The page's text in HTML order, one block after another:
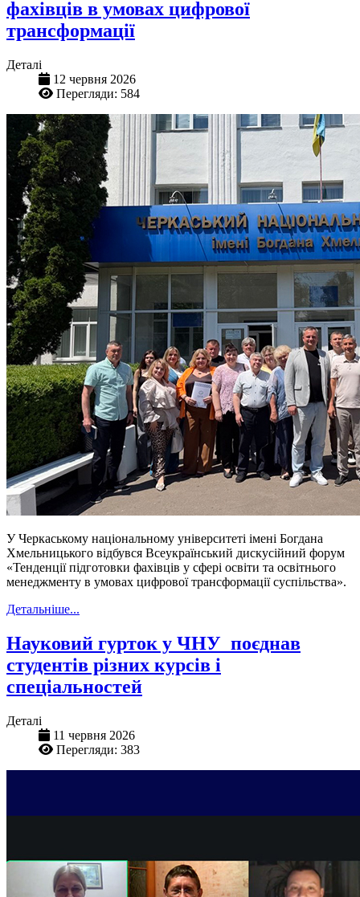
фахівців в умовах цифрової
трансформації
Деталі
12 червня 2026
Перегляди: 584
У Черкаському національному університеті імені Богдана
Хмельницького відбувся Всеукраїнський дискусійний форум
«Тенденції підготовки фахівців у сфері освіти та освітнього
менеджменту в умовах цифрової трансформації суспільства».
Детальніше...
Науковий гурток у ЧНУ поєднав
студентів різних курсів і
спеціальностей
Деталі
11 червня 2026
Перегляди: 383